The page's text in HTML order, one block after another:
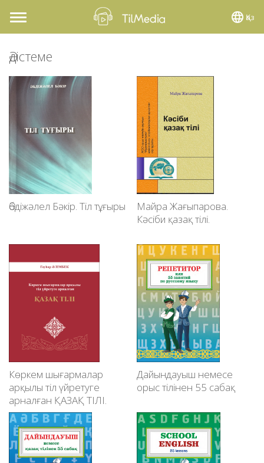
Toggle
navigation
Қаз
Әдістеме
Әбдіжәлел Бәкір. Тіл тұғыры
Майра Жағыпарова.
Кәсіби қазақ тілі.
Көркем шығармалар
арқылы тіл үйретуге
арналған ҚАЗАҚ ТІЛІ.
Гауһар Әлімбек
Дайындауыш немесе
орыс тілінен 55 сабақ